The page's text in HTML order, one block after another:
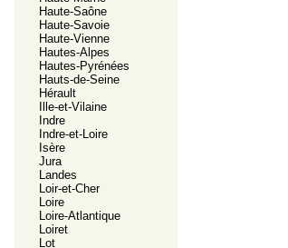
Haute-Saône
Haute-Savoie
Haute-Vienne
Hautes-Alpes
Hautes-Pyrénées
Hauts-de-Seine
Hérault
Ille-et-Vilaine
Indre
Indre-et-Loire
Isère
Jura
Landes
Loir-et-Cher
Loire
Loire-Atlantique
Loiret
Lot